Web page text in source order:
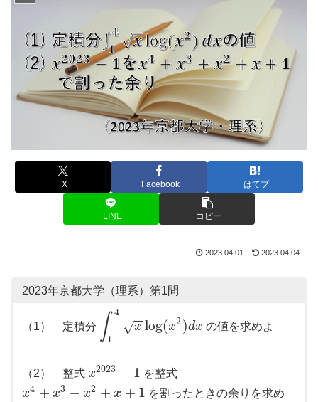
X Facebook はてブ
LINE コピー
2023.04.01 2023.04.04
2023年京都大学（理系）第1問
（1） 定積分 ∫ 4
1
x
−
−
√ log(x2 )dx の値を求めよ
（2） 整式 x2023 − 1 を整式
x4 + x3 + x2 + x + 1 を割ったときの余りを求め